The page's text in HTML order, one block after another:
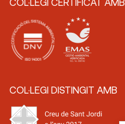
COL·LEGI DISTINGIT AMB